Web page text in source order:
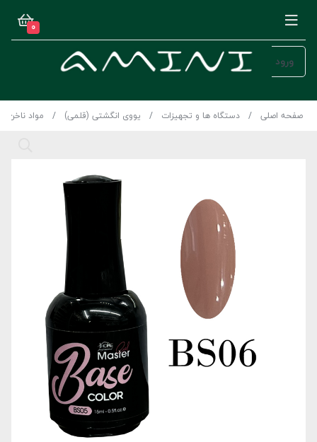
0
ورود
صفحه اصلی دستگاه ها و تجهیزات یووی انگشتی (قلمی) مواد ناخن